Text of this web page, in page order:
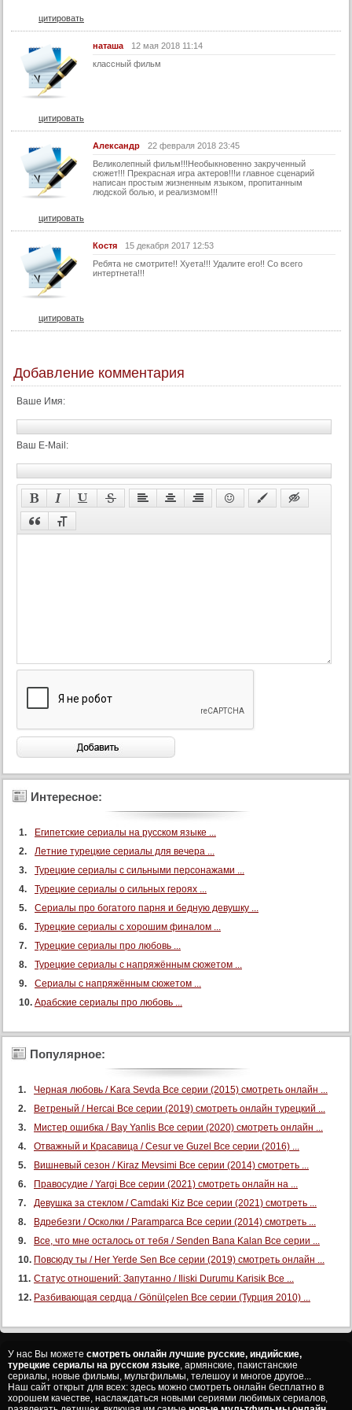
цитировать
наташа
12 мая 2018 11:14
классный фильм
цитировать
Александр
22 февраля 2018 23:45
Великолепный фильм!!!Необыкновенно закрученный
сюжет!!! Прекрасная игра актеров!!!и главное сценарий
написан простым жизненным языком, пропитанным
людской болью, и реализмом!!!
цитировать
Костя
15 декабря 2017 12:53
Ребята не смотрите!! Хуета!!! Удалите его!! Со всего
интертнета!!!
цитировать
Добавление комментария
Ваше Имя:
Ваш E-Mail:
Интересное:
Египетские сериалы на русском языке ...
Летние турецкие сериалы для вечера ...
Турецкие сериалы с сильными персонажами ...
Турецкие сериалы о сильных героях ...
Сериалы про богатого парня и бедную девушку ...
Турецкие сериалы с хорошим финалом ...
Турецкие сериалы про любовь ...
Турецкие сериалы с напряжённым сюжетом ...
Сериалы с напряжённым сюжетом ...
Арабские сериалы про любовь ...
Популярное:
Черная любовь / Kara Sevda Все серии (2015) смотреть онлайн ...
Ветреный / Hercai Все серии (2019) смотреть онлайн турецкий ...
Мистер ошибка / Bay Yanlis Все серии (2020) смотреть онлайн ...
Отважный и Красавица / Cesur ve Guzel Все серии (2016) ...
Вишневый сезон / Kiraz Mevsimi Все серии (2014) смотреть ...
Правосудие / Yargi Все серии (2021) смотреть онлайн на ...
Девушка за стеклом / Camdaki Kiz Все серии (2021) смотреть ...
Вдребезги / Осколки / Paramparca Все серии (2014) смотреть ...
Все, что мне осталось от тебя / Senden Bana Kalan Все серии ...
Повсюду ты / Her Yerde Sen Все серии (2019) смотреть онлайн ...
Статус отношений: Запутанно / Iliski Durumu Karisik Все ...
Разбивающая сердца / Gönülçelen Все серии (Турция 2010) ...
У нас Вы можете смотреть онлайн лучшие русские, индийские,
турецкие сериалы на русском языке, армянские, пакистанские
сериалы, новые фильмы, мультфильмы, телешоу и многое другое...
Наш сайт открыт для всех: здесь можно смотреть онлайн бесплатно в
хорошем качестве, наслаждаться новыми сериями любимых сериалов,